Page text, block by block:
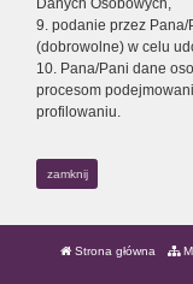
Danych Osobowych,
9. podanie przez
(dobrowolne) w celu
10. Pana/Pani dane
procesom
profilowaniu.
zamknij
Strona główna